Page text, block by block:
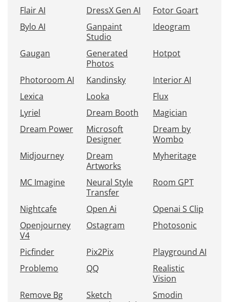
Flair AI
DressX Gen AI
Fotor Goart
Bylo AI
Ganpaint
Studio
Ideogram
Gaugan
Generated
Photos
Hotpot
Photoroom AI Kandinsky
Interior AI
Lexica
Looka
Flux
Lyriel
Dream Booth
Magician
Dream Power
Microsoft
Designer
Dream by
Wombo
Midjourney
Dream
Artworks
Myheritage
MC Imagine
Neural Style
Transfer
Room GPT
Nightcafe Open Ai
Openai S Clip
Openjourney
V4
Ostagram Photosonic
Picfinder Pix2Pix
Playground AI
Problemo
QQ
Realistic
Vision
Remove Bg
Sketch
Smodin